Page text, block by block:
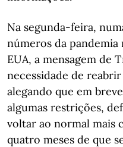
Na segunda-feira,
números da pandemia
EUA, a mensagem de
necessidade de
alegando que em
algumas restrições,
voltar ao normal mais
quatro meses de que